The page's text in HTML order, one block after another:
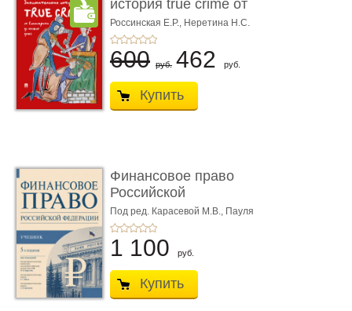
история true crime от
Гиппократа до � ...
Россинская Е.Р., Неретина Н.С.
600 руб. 462 руб.
Купить
Финансовое право
Российской
Федерации. 5-е изд�
...
Под ред. Карасевой М.В., Пауля
А.Г., Красюкова А.В.
1 100 руб.
Купить